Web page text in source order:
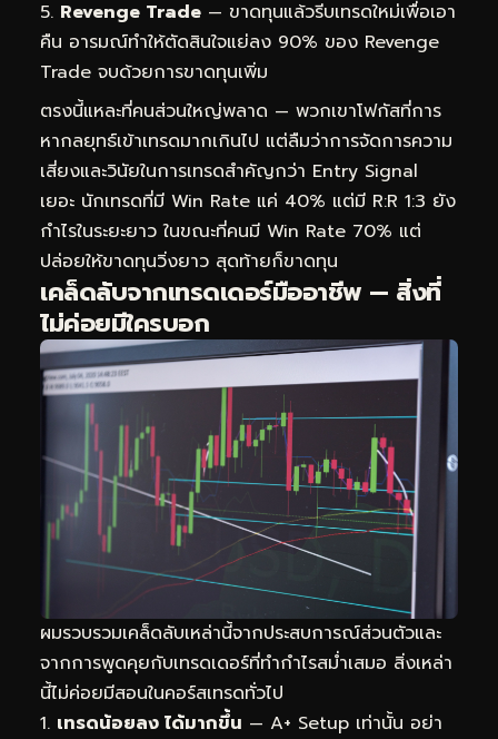
Revenge Trade — ขาดทุนแล้วรีบเทรดใหม่เพื่อเอา
คืน อารมณ์ทำให้ตัดสินใจแย่ลง 90% ของ Revenge
Trade จบด้วยการขาดทุนเพิ่ม
ตรงนี้แหละที่คนส่วนใหญ่พลาด — พวกเขาโฟกัสที่การ
หากลยุทธ์เข้าเทรดมากเกินไป แต่ลืมว่าการจัดการความ
เสี่ยงและวินัยในการเทรดสำคัญกว่า Entry Signal
เยอะ นักเทรดที่มี Win Rate แค่ 40% แต่มี R:R 1:3 ยัง
กำไรในระยะยาว ในขณะที่คนมี Win Rate 70% แต่
ปล่อยให้ขาดทุนวิ่งยาว สุดท้ายก็ขาดทุน
เคล็ดลับจากเทรดเดอร์มืออาชีพ — สิ่งที่
ไม่ค่อยมีใครบอก
ผมรวบรวมเคล็ดลับเหล่านี้จากประสบการณ์ส่วนตัวและ
จากการพูดคุยกับเทรดเดอร์ที่ทำกำไรสม่ำเสมอ สิ่งเหล่า
นี้ไม่ค่อยมีสอนในคอร์สเทรดทั่วไป
เทรดน้อยลง ได้มากขึ้น — A+ Setup เท่านั้น อย่า